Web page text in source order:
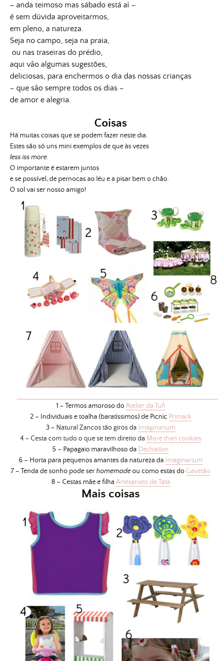
– anda teimoso mas sábado está aí –
é sem dúvida aproveitarmos,
em pleno, a natureza.
Seja no campo, seja na praia,
ou nas traseiras do prédio,
aqui vão algumas sugestões,
deliciosas, para enchermos o dia das nossas crianças
– que são sempre todos os dias –
de amor e alegria.
Coisas
Há muitas coisas que se podem fazer neste dia.
Estes são só uns mini exemplos de que às vezes
less iss more.
O importante é estarem juntos
e se possível, de pernocas ao léu e a pisar bem o chão.
O sol vai ser nosso amigo!
1 – Termos amoroso doAtelier da Tufi
2 – Individuais e toalha (baratíssimos) de Picnic Primark
3 – Natural Zancos tão giros da Imaginarium
4 – Cesta com tudo o que se tem direito da More than cookies
5 – Papagaio maravilhoso da Dechatlon
6 – Horta para pequenos amantes da natureza da Imaginarium
7 – Tenda de sonho pode serhomemadeou como estas do Gavetão
8 – Cestas mãe e filha Artesanato da Tata
Mais coisas